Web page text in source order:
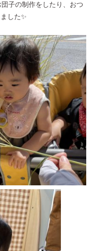
子の制作をしたり、おつ
した✨